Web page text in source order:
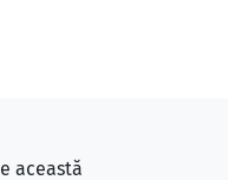
această